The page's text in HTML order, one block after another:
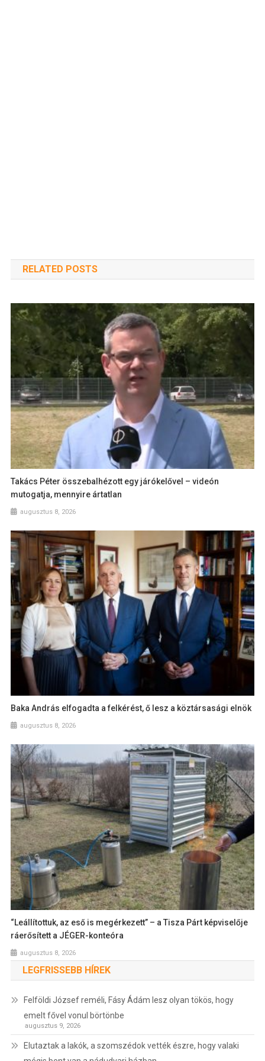
RELATED POSTS
Takács Péter összebalhézott egy járókelővel – videón
mutogatja, mennyire ártatlan
augusztus 8, 2026
Baka András elfogadta a felkérést, ő lesz a köztársasági elnök
augusztus 8, 2026
“Leállítottuk, az eső is megérkezett” – a Tisza Párt képviselője
ráerősített a JÉGER-konteóra
augusztus 8, 2026
LEGFRISSEBB HÍREK
Felföldi József reméli, Fásy Ádám lesz olyan tökös, hogy
emelt fővel vonul börtönbe
augusztus 9, 2026
Elutaztak a lakók, a szomszédok vették észre, hogy valaki